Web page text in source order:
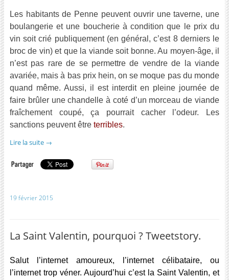
Les habitants de Penne peuvent ouvrir une taverne, une
boulangerie et une boucherie à condition que le prix du
vin soit crié publiquement (en général, c’est 8 derniers le
broc de vin) et que la viande soit bonne. Au moyen-âge, il
n’est pas rare de se permettre de vendre de la viande
avariée, mais à bas prix hein, on se moque pas du monde
quand même. Aussi, il est interdit en pleine journée de
faire brûler une chandelle à coté d’un morceau de viande
fraîchement coupé, ça pourrait cacher l’odeur. Les
sanctions peuvent être terribles.
Lire la suite →
19 février 2015
La Saint Valentin, pourquoi ? Tweetstory.
Salut l’internet amoureux, l’internet célibataire, ou
l’internet trop véner. Aujourd’hui c’est la Saint Valentin, et